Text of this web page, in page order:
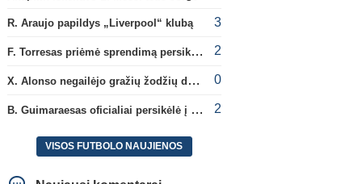
R. Araujo papildys „Liverpool“ klubą 3
F. Torresas priėmė sprendimą persikelti į PSG ekipą 2
X. Alonso negailėjo gražių žodžių dabartiniam savo klubui „Chelsea“ 0
B. Guimaraesas oficialiai persikėlė į „Arsenal“ klubą 2
VISOS FUTBOLO NAUJIENOS